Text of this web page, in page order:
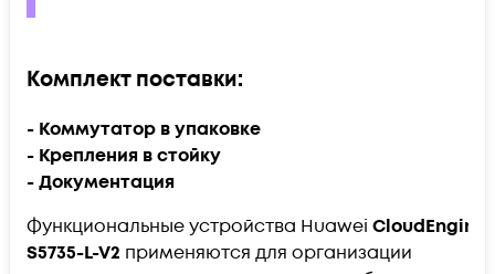
Комплект поставки:
- Коммутатор в упаковке
- Крепления в стойку
- Документация
Функциональные устройства Huawei CloudEngine
S5735-L-V2 применяются для организации